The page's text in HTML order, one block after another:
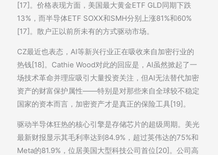
[17]。价格表现方面，美国最大黄金ETF GLD同期下跌
13%，而半导体ETF SOXX和SMH分别上涨81%和60%
[17]。散户正以前所未有的方式驱动市场。
CZ最近也表态，AI等新兴行业正在吸收来自加密行业的
热钱[18]。Cathie Wood对此的回应是，AI虽然掀起了一
场技术革命并理应吸引大量投资关注，但AI无法替代加密
资产的财富保护属性——特别是对那些来自全球较不稳定
国家的资本而言，加密资产才是真正的保险工具[19]。
驱动半导体狂热的核心引擎是存储芯片的超级周期。美光
最新财报显示其毛利率达到84.9%，超过英伟达的75%和
Meta的81.9%，位居美国大型科技公司首位[20]。公司高